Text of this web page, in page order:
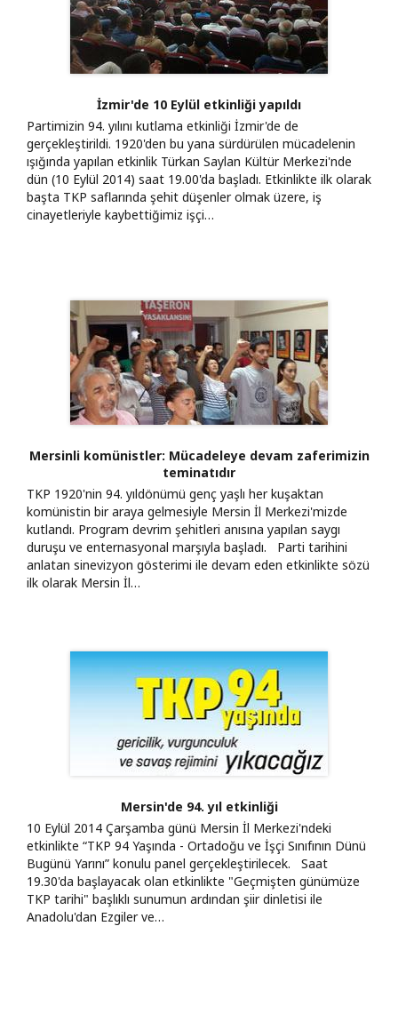
İzmir'de 10 Eylül etkinliği yapıldı
Partimizin 94. yılını kutlama etkinliği İzmir'de de
gerçekleştirildi. 1920'den bu yana sürdürülen mücadelenin
ışığında yapılan etkinlik Türkan Saylan Kültür Merkezi'nde
dün (10 Eylül 2014) saat 19.00'da başladı. Etkinlikte ilk olarak
başta TKP saflarında şehit düşenler olmak üzere, iş
cinayetleriyle kaybettiğimiz işçi…
Mersinli komünistler: Mücadeleye devam zaferimizin
teminatıdır
TKP 1920'nin 94. yıldönümü genç yaşlı her kuşaktan
komünistin bir araya gelmesiyle Mersin İl Merkezi'mizde
kutlandı. Program devrim şehitleri anısına yapılan saygı
duruşu ve enternasyonal marşıyla başladı. Parti tarihini
anlatan sinevizyon gösterimi ile devam eden etkinlikte sözü
ilk olarak Mersin İl…
Mersin'de 94. yıl etkinliği
10 Eylül 2014 Çarşamba günü Mersin İl Merkezi'ndeki
etkinlikte “TKP 94 Yaşında - Ortadoğu ve İşçi Sınıfının Dünü
Bugünü Yarını” konulu panel gerçekleştirilecek. Saat
19.30'da başlayacak olan etkinlikte "Geçmişten günümüze
TKP tarihi" başlıklı sunumun ardından şiir dinletisi ile
Anadolu'dan Ezgiler ve…